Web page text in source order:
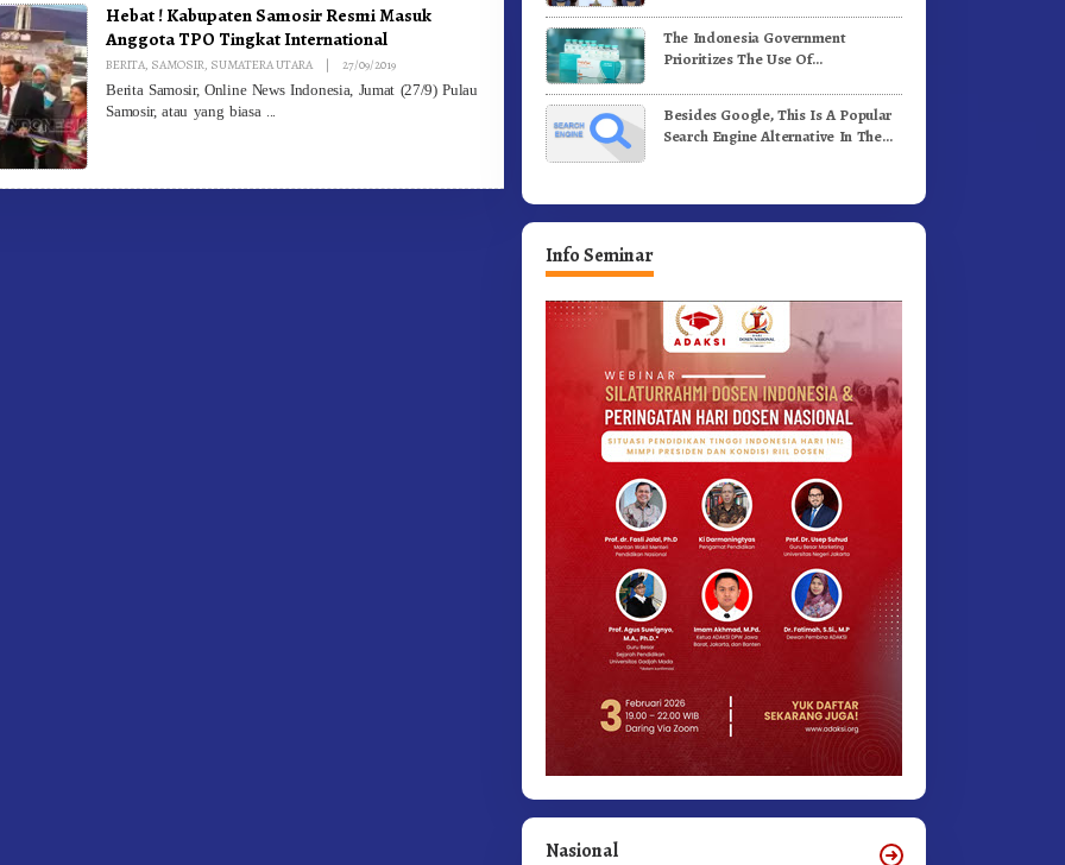
Hebat ! Kabupaten Samosir Resmi Masuk
Anggota TPO Tingkat International
BERITA, SAMOSIR, SUMATERA UTARA | 27/09/2019By
Berita Samosir, Online News Indonesia, Jumat (27/9) Pulau
Samosir, atau yang biasa
Standards
The Indonesia Government
Prioritizes The Use Of
Vaccines
Besides Google, This Is A Popular
Search Engine Alternative In The
Info Seminar
Nasional